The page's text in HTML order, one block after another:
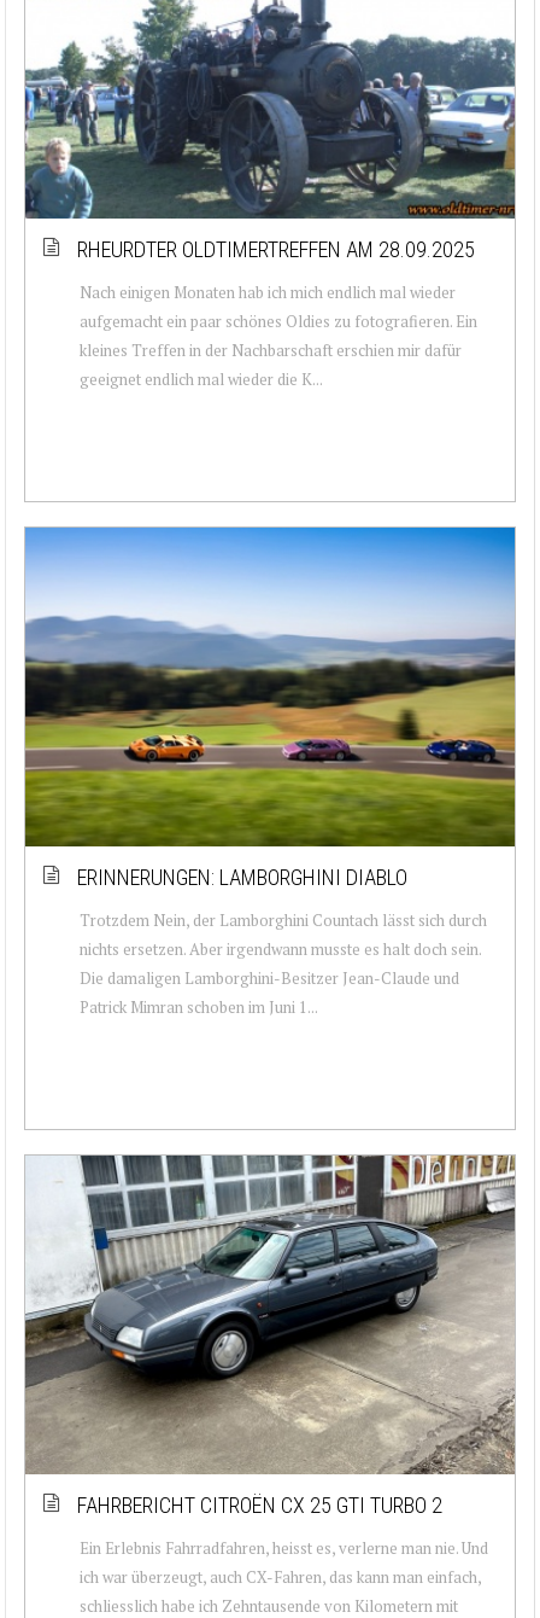
RHEURDTER OLDTIMERTREFFEN AM 28.09.2025
Nach einigen Monaten hab ich mich endlich mal wieder
aufgemacht ein paar schönes Oldies zu fotografieren. Ein
kleines Treffen in der Nachbarschaft erschien mir dafür
geeignet endlich mal wieder die K...
ERINNERUNGEN: LAMBORGHINI DIABLO
Trotzdem Nein, der Lamborghini Countach lässt sich durch
nichts ersetzen. Aber irgendwann musste es halt doch sein.
Die damaligen Lamborghini-Besitzer Jean-Claude und
Patrick Mimran schoben im Juni 1...
FAHRBERICHT CITROËN CX 25 GTI TURBO 2
Ein Erlebnis Fahrradfahren, heisst es, verlerne man nie. Und
ich war überzeugt, auch CX-Fahren, das kann man einfach,
schliesslich habe ich Zehntausende von Kilometern mit